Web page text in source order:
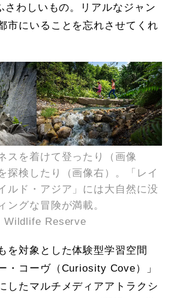
さわしいもの。リアルなジャン
市にいることを忘れさせてくれ
スを着けて登ったり（画像
探検したり（画像右）。「レイ
ルド・アジア」には大自然に没
ングな冒険が満載。
Wildlife Reserve
を対象とした体験型学習空間
・コーヴ（Curiosity Cove）」
したマルチメディアアトラクシ